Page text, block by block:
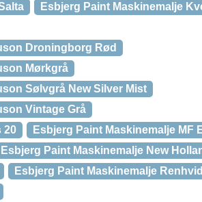
Esbjerg Paint Maskinemalje
Droningborg Rød
Mørkgrå
Sølvgrå New Silver Mist
Vintage Grå
20
Esbjerg Paint Maskinemalje MF
Esbjerg Paint Maskinemalje New
Esbjerg Paint Maskinemalje